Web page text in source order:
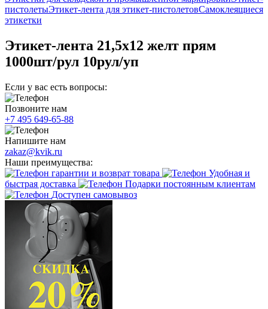
пистолетыЭтикет-лента для этикет-пистолетовСамоклеящиеся
этикетки
Этикет-лента 21,5х12 желт прям
1000шт/рул 10рул/уп
Если у вас есть вопросы:
Позвоните нам
+7 495 649-65-88
Напишите нам
zakaz@kvik.ru
Наши преимущества:
гарантии и возврат товара
Удобная и
быстрая доставка
Подарки постоянным клиентам
Доступен самовывоз